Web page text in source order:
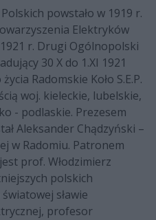
powstało w 1919 r.
Elektryków
r. Drugi Ogólnopolski
30 X do 1.XI 1921
Radomskie Koło S.E.P.
woj. kieleckie, lubelskie,
- podlaskie. Prezesem
Aleksander Chądzyński –
w Radomiu. Patronem
prof. Włodzimierz
polskich
sławie
profesor